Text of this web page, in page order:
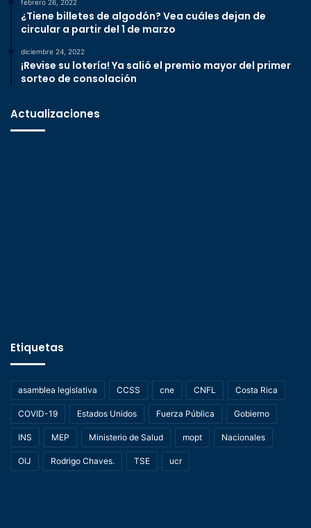
febrero 26, 2022
¿Tiene billetes de algodón? Vea cuáles dejan de
circular a partir del 1 de marzo
diciembre 24, 2022
¡Revise su lotería! Ya salió el premio mayor del primer
sorteo de consolación
Actualizaciones
Etiquetas
asamblea legislativa CCSS cne CNFL Costa Rica
COVID-19 Estados Unidos Fuerza Pública Gobierno
INS MEP Ministerio de Salud mopt Nacionales
OIJ Rodrigo Chaves. TSE ucr